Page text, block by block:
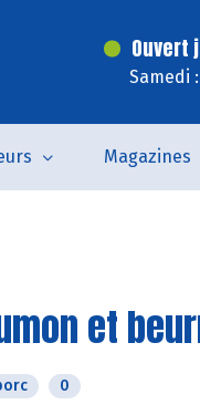
Ouvert
Samedi
Magazines
et
0